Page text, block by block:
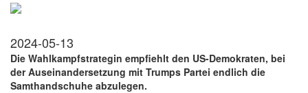
2024-05-13
Die Wahlkampfstrategin empfiehlt den US-Demokraten, bei
der Auseinandersetzung mit Trumps Partei endlich die
Samthandschuhe abzulegen.